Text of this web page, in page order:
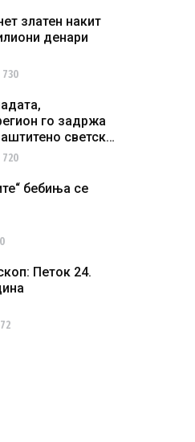
златен накит
денари
730
го задржа
светско
720
бебиња се
Петок 24.